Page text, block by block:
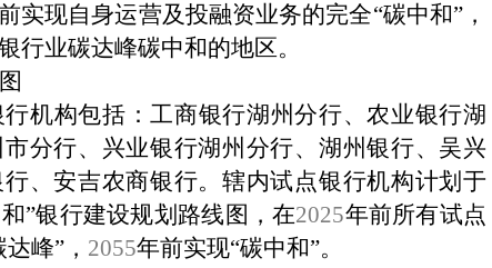
实现自身运营及投融资业务的完全“碳中和”，
行业碳达峰碳中和的地区。
机构包括：工商银行湖州分行、农业银行湖
分行、兴业银行湖州分行、湖州银行、吴兴
、安吉农商银行。辖内试点银行机构计划于
”银行建设规划路线图，在2025年前所有试点
峰”， 2055年前实现“碳中和”。